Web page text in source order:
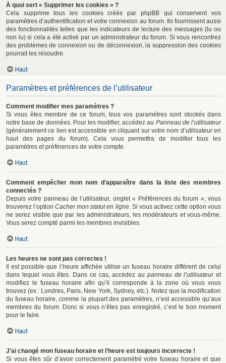
À quoi sert « Supprimer les cookies » ?
Cela supprime tous les cookies créés par phpBB qui conservent vos
paramètres d’authentification et votre connexion au forum. Ils fournissent aussi
des fonctionnalités telles que les indicateurs de lecture des messages (lu ou
non lu) si cela a été activé par un administrateur du forum. Si vous rencontrez
des problèmes de connexion ou de déconnexion, la suppression des cookies
pourrait les résoudre.
Haut
Paramètres et préférences de l’utilisateur
Comment modifier mes paramètres ?
Si vous êtes membre de ce forum, tous vos paramètres sont stockés dans
notre base de données. Pour les modifier, accédez au Panneau de l’utilisateur
(généralement ce lien est accessible en cliquant sur votre nom d’utilisateur en
haut des pages du forum). Cela vous permettra de modifier tous les
paramètres et préférences de votre compte.
Haut
Comment empêcher mon nom d’apparaître dans la liste des membres
connectés ?
Depuis votre panneau de l’utilisateur, onglet « Préférences du forum », vous
trouverez l’optionCacher mon statut en ligne. Si vous activez cette option vous
ne serez visible que par les administrateurs, les modérateurs et vous-même.
Vous serez compté parmi les membres invisibles.
Haut
Les heures ne sont pas correctes !
Il est possible que l’heure affichée utilise un fuseau horaire différent de celui
dans lequel vous êtes. Dans ce cas, accédez au panneau de l’utilisateuret
modifiez le fuseau horaire afin qu’il corresponde à la zone où vous vous
trouvez (ex : Londres, Paris, New York, Sydney, etc.). Notez que la modification
du fuseau horaire, comme la plupart des paramètres, n’est accessible qu’aux
membres du forum. Donc si vous n’êtes pas enregistré, c’est le bon moment
pour le faire.
Haut
J’ai changé mon fuseau horaire et l’heure est toujours incorrecte !
Si vous êtes sûr d’avoir correctement paramétré votre fuseau horaire et que